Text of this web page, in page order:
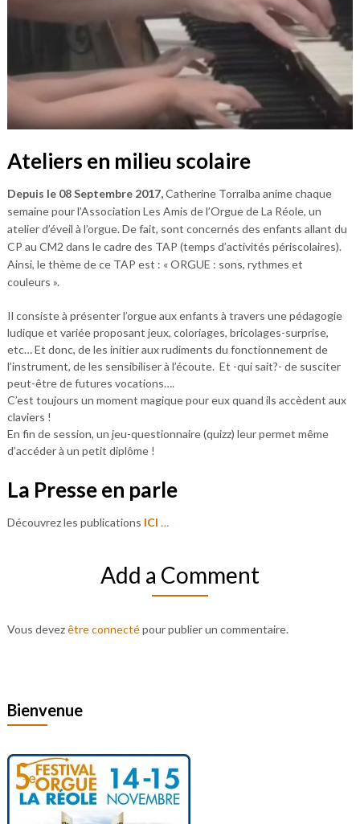
Ateliers en milieu scolaire
Depuis le 08 Septembre 2017,Catherine Torralba anime chaque
semaine pour l’Association Les Amis de l’Orgue de La Réole, un
atelier d’éveil à l’orgue. De fait, sont concernés des enfants allant du
CP au CM2 dans le cadre des TAP (temps d’activités périscolaires).
Ainsi, le thème de ce TAP est : « ORGUE : sons, rythmes et
couleurs ».
Il consiste à présenter l’orgue aux enfants à travers une pédagogie
ludique et variée proposant jeux, coloriages, bricolages-surprise,
etc… Et donc, de les initier aux rudiments du fonctionnement de
l’instrument, de les sensibiliser à l’écoute. Et -qui sait?- de susciter
peut-être de futures vocations….
C’est toujours un moment magique pour eux quand ils accèdent aux
claviers !
En fin de session, un jeu-questionnaire (quizz) leur permet même
d’accéder à un petit diplôme !
La Presse en parle
Découvrez les publications ICI …
Add a Comment
Vous devezêtre connectépour publier un commentaire.
Bienvenue